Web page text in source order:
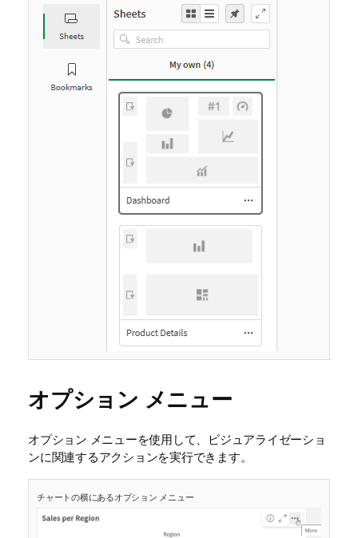
オプション メニュー
オプション メニューを使用して、ビジュアライゼーショ
ンに関連するアクションを実行できます。
チャートの横にあるオプション メニュー